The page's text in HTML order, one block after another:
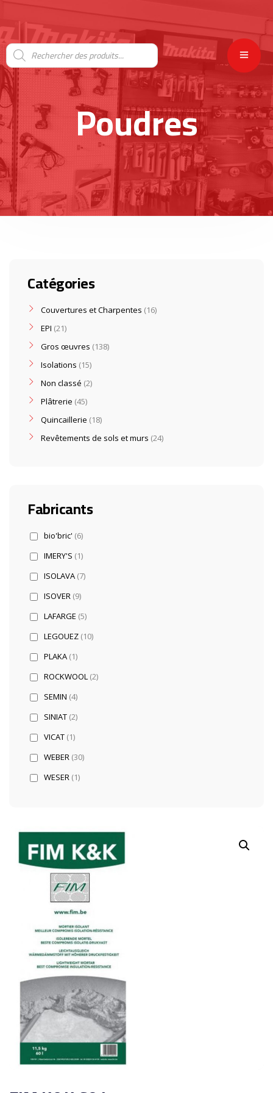
Poudres
Catégories
Couvertures et Charpentes 16
EPI 21
Gros œuvres 138
Isolations 15
Non classé 2
Plâtrerie 45
Quincaillerie 18
Revêtements de sols et murs 24
Fabricants
bio'bric' (6)
IMERY'S (1)
ISOLAVA (7)
ISOVER (9)
LAFARGE (5)
LEGOUEZ (10)
PLAKA (1)
ROCKWOOL (2)
SEMIN (4)
SINIAT (2)
VICAT (1)
WEBER (30)
WESER (1)